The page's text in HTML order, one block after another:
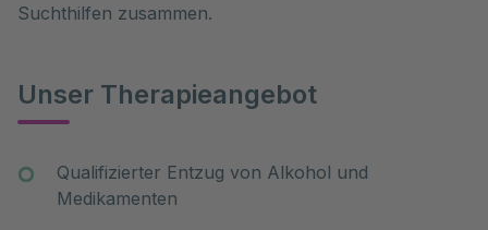
Suchthilfen zusammen.
Unser Therapieangebot
Qualifizierter Entzug von Alkohol und
Medikamenten